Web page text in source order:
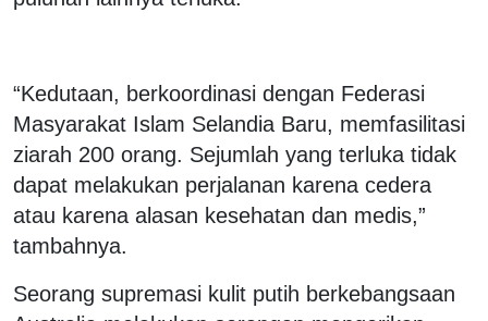
“Kedutaan, berkoordinasi dengan Federasi
Masyarakat Islam Selandia Baru, memfasilitasi
ziarah 200 orang. Sejumlah yang terluka tidak
dapat melakukan perjalanan karena cedera
atau karena alasan kesehatan dan medis,”
tambahnya.
Seorang supremasi kulit putih berkebangsaan